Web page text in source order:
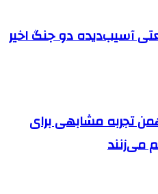
صنعتی آسیب‌دیده دو جنگ اخیر
تجربه مشابهی برای
می‌زنند